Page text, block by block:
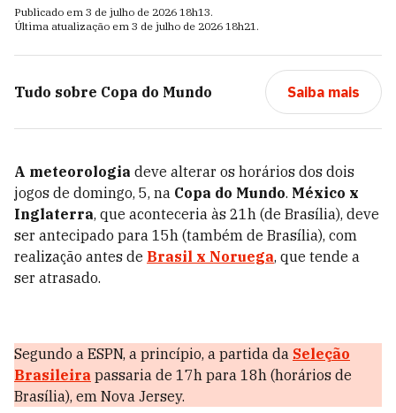
Publicado em 3 de julho de 2026 18h13.
Última atualização em 3 de julho de 2026 18h21.
Tudo sobre Copa do Mundo Saiba mais
A meteorologia deve alterar os horários dos dois
jogos de domingo, 5, na Copa do Mundo. México x
Inglaterra, que aconteceria às 21h (de Brasília), deve
ser antecipado para 15h (também de Brasília), com
realização antes de Brasil x Noruega, que tende a
ser atrasado.
Segundo a ESPN, a princípio, a partida da Seleção
Brasileira passaria de 17h para 18h (horários de
Brasília), em Nova Jersey.